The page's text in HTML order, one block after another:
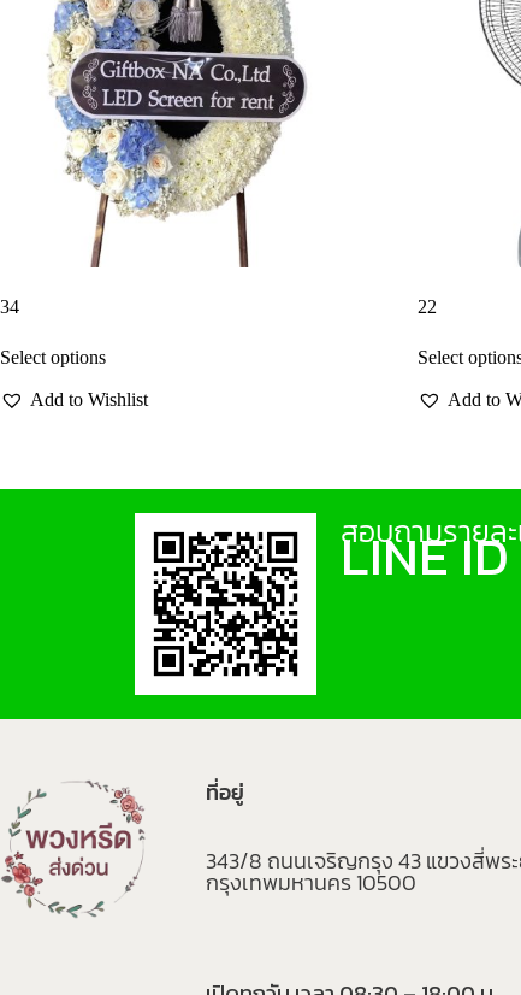
34
Select options
Add to Wishlist
22
Select
Add to
สอบถามรายล
LINE
ที่อยู่
343/8 ถนนเจริญกรุง 43 แขวงสี่พร
กรุงเทพมหานคร 10500